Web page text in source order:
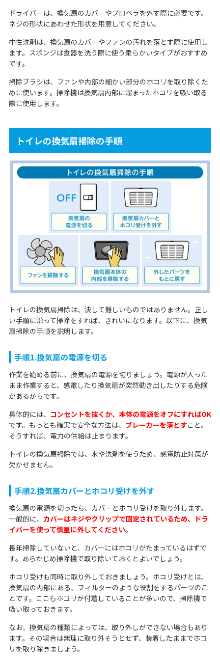
ドライバーは、換気扇のカバーやプロペラを外す際に必要です。
ネジの形状にあわせた形状を用意してください。
中性洗剤は、換気扇のカバーやファンの汚れを落とす際に使用し
ます。スポンジは食器を洗う際に使う柔らかいタイプがおすすめ
です。
掃除ブラシは、ファンや内部の細かい部分のホコリを取り除くた
めに使います。掃除機は換気扇内部に溜まったホコリを吸い取る
際に使用します。
トイレの換気扇掃除の手順
トイレの換気扇掃除は、決して難しいものではありません。正し
い手順に沿って掃除をすれば、きれいになります。以下に、換気
扇掃除の手順を説明します。
手順1.換気扇の電源を切る
作業を始める前に、換気扇の電源を切りましょう。電源が入った
まま作業すると、感電したり換気扇が突然動き出したりする危険
があるからです。
具体的には、 コンセントを抜くか、本体の電源をオフにすればOK
です。もっとも確実で安全な方法は、 ブレーカーを落とすこと。
そうすれば、電力の供給は止まります。
トイレの換気扇掃除では、水や洗剤を使うため、感電防止対策が
欠かせません。
手順2.換気扇カバーとホコリ受けを外す
換気扇の電源を切ったら、カバーとホコリ受けを取り外します。
一般的に、 カバーはネジやクリップで固定されているため、ドラ
イバーを使って慎重に外してください。
長年掃除していないと、カバーにはホコリがたまっているはずで
す。あらかじめ掃除機で取り除いておくとよいでしょう。
ホコリ受けも同時に取り外しておきましょう。ホコリ受けとは、
換気扇の内部にある、フィルターのような役割をするパーツのこ
とです。ここもホコリが付着していることが多いので、掃除機で
吸い取っておきます。
なお、換気扇の種類によっては、取り外しができない場合もあり
ます。その場合は無理に取り外そうとせず、装着したままでホコ
リを取り除きましょう。